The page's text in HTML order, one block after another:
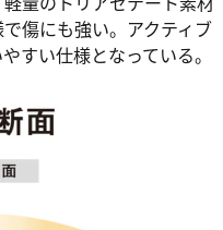
傷にも強い。アクティブ
すい仕様となっている。